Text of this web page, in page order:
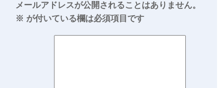
メールアドレスが公開されることはありません。
※ が付いている欄は必須項目です